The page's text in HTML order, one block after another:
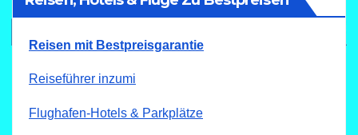
Reisen mit Bestpreisgarantie
Reiseführer inzumi
Flughafen-Hotels & Parkplätze